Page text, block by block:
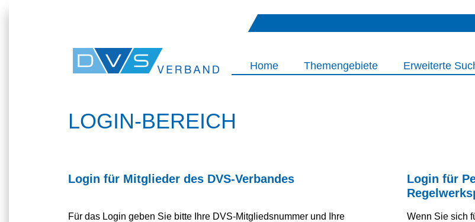
Home Themengebiete Erweiterte
LOGIN-BEREICH
Login für Mitglieder des DVS-Verbandes
Für das Login geben Sie bitte Ihre DVS-Mitgliedsnummer und Ihre
Login für
Wenn Sie sich